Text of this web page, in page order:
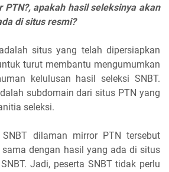
apakah hasil seleksinya akan
di situs resmi?
situs yang telah dipersiapkan
turut membantu mengumumkan
kelulusan hasil seleksi SNBT.
subdomain dari situs PTN yang
seleksi.
dilaman mirror PTN tersebut
dengan hasil yang ada di situs
Jadi, peserta SNBT tidak perlu